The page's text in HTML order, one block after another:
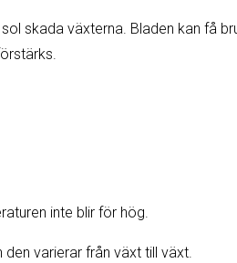
skada växterna. Bladen kan få
inte blir för hög.
varierar från växt till växt.